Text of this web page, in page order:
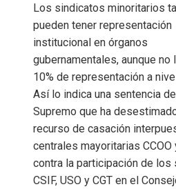
Los sindicatos minoritarios
pueden tener representación
institucional en órganos
gubernamentales, aunque no
10% de representación a
Así lo indica una sentencia
Supremo que ha
recurso de casación
centrales mayoritarias CCOO
contra la participación de los
CSIF, USO y CGT en el